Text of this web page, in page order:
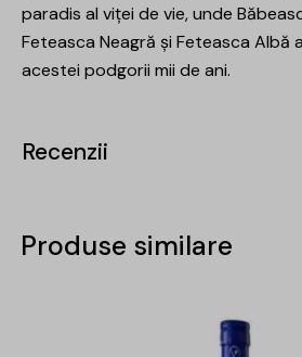
paradis al viței de vie, unde
Feteasca Neagră și Feteasca Albă
acestei podgorii mii de ani.
Recenzii
Produse similare